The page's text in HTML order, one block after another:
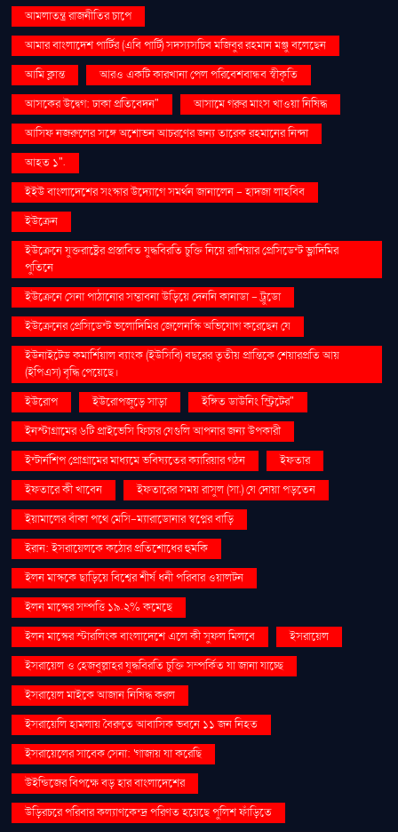
আমলাতন্ত্র রাজনীতির চাপে
আমার বাংলাদেশ পার্টির (এবি পার্টি) সদস্যসচিব মজিবুর রহমান মঞ্জু বলেছেন
আমি ক্লান্ত
আরও একটি কারখানা পেল পরিবেশবান্ধব স্বীকৃতি
আসকের উদ্বেগ: ঢাকা প্রতিবেদন"
আসামে গরুর মাংস খাওয়া নিষিদ্ধ
আসিফ নজরুলের সঙ্গে অশোভন আচরণের জন্য তারেক রহমানের নিন্দা
আহত ১".
ইইউ বাংলাদেশের সংস্কার উদ্যোগে সমর্থন জানালেন - হাদজা লাহবিব
ইউক্রেন
ইউক্রেনে যুক্তরাষ্ট্রের প্রস্তাবিত যুদ্ধবিরতি চুক্তি নিয়ে রাশিয়ার প্রেসিডেন্ট ভ্লাদিমির
পুতিনে
ইউক্রেনে সেনা পাঠানোর সম্ভাবনা উড়িয়ে দেননি কানাডা - ট্রুডো
ইউক্রেনের প্রেসিডেন্ট ভলোদিমির জেলেনস্কি অভিযোগ করেছেন যে
ইউনাইটেড কমার্শিয়াল ব্যাংক (ইউসিবি) বছরের তৃতীয় প্রান্তিকে শেয়ারপ্রতি আয়
(ইপিএস) বৃদ্ধি পেয়েছে।
ইউরোপ
ইউরোপজুড়ে সাড়া
ইঙ্গিত ডাউনিং স্ট্রিটের"
ইনস্টাগ্রামের ৬টি প্রাইভেসি ফিচার যেগুলি আপনার জন্য উপকারী
ইন্টার্নশিপ প্রোগ্রামের মাধ্যমে ভবিষ্যতের ক্যারিয়ার গঠন
ইফতার
ইফতারে কী খাবেন
ইফতারের সময় রাসুল (সা.) যে দোয়া পড়তেন
ইয়ামালের বাঁকা পথে মেসি-ম্যারাডোনার স্বপ্নের বাড়ি
ইরান: ইসরায়েলকে কঠোর প্রতিশোধের হুমকি
ইলন মাস্ককে ছাড়িয়ে বিশ্বের শীর্ষ ধনী পরিবার ওয়ালটন
ইলন মাস্কের সম্পত্তি ১৯.২% কমেছে
ইলন মাস্কের স্টারলিংক বাংলাদেশে এলে কী সুফল মিলবে
ইসরায়েল
ইসরায়েল ও হেজবুল্লাহর যুদ্ধবিরতি চুক্তি সম্পর্কিত যা জানা যাচ্ছে
ইসরায়েল মাইকে আজান নিষিদ্ধ করল
ইসরায়েলি হামলায় বৈরুতে আবাসিক ভবনে ১১ জন নিহত
ইসরায়েলের সাবেক সেনা: 'গাজায় যা করেছি
উইন্ডিজের বিপক্ষে বড় হার বাংলাদেশের
উড়িরচরে পরিবার কল্যাণকেন্দ্র পরিণত হয়েছে পুলিশ ফাঁড়িতে